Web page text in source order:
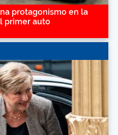
protagonismo en la
primer auto